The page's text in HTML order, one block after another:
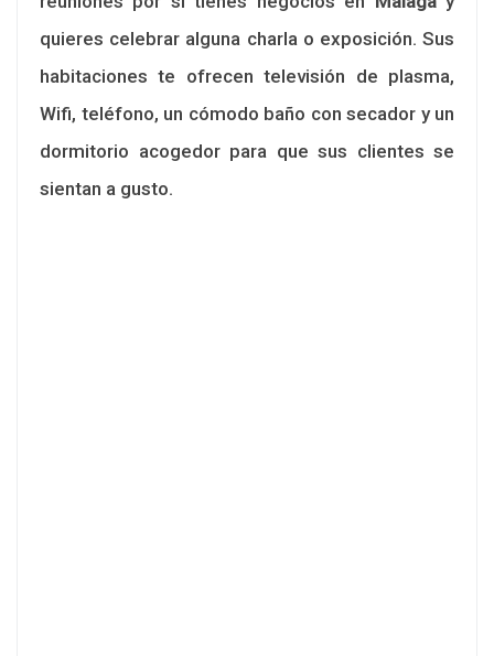
quieres celebrar alguna charla o exposición. Sus
habitaciones te ofrecen televisión de plasma,
Wifi, teléfono, un cómodo baño con secador y un
dormitorio acogedor para que sus clientes se
sientan a gusto.